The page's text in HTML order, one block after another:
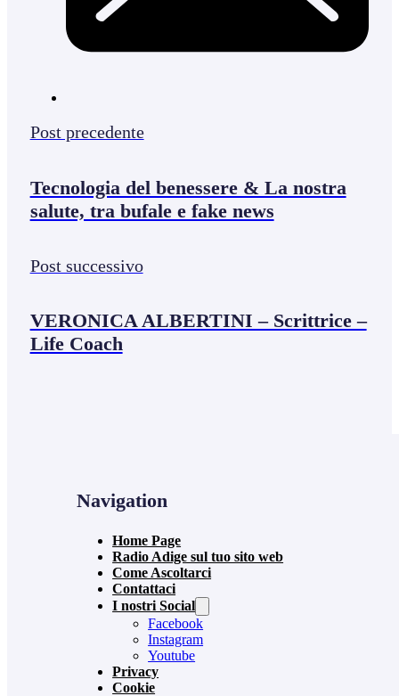
Post precedente
Tecnologia del benessere & La nostra
salute, tra bufale e fake news
Post successivo
VERONICA ALBERTINI – Scrittrice –
Life Coach
Navigation
Home Page
Radio Adige sul tuo sito web
Come Ascoltarci
Contattaci
I nostri Social
Facebook
Instagram
Youtube
Privacy
Cookie